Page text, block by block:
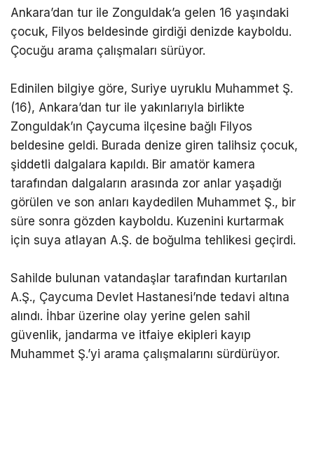
Ankara’dan tur ile Zonguldak’a gelen 16 yaşındaki
çocuk, Filyos beldesinde girdiği denizde kayboldu.
Çocuğu arama çalışmaları sürüyor.
Edinilen bilgiye göre, Suriye uyruklu Muhammet Ş.
(16), Ankara’dan tur ile yakınlarıyla birlikte
Zonguldak’ın Çaycuma ilçesine bağlı Filyos
beldesine geldi. Burada denize giren talihsiz çocuk,
şiddetli dalgalara kapıldı. Bir amatör kamera
tarafından dalgaların arasında zor anlar yaşadığı
görülen ve son anları kaydedilen Muhammet Ş., bir
süre sonra gözden kayboldu. Kuzenini kurtarmak
için suya atlayan A.Ş. de boğulma tehlikesi geçirdi.
Sahilde bulunan vatandaşlar tarafından kurtarılan
A.Ş., Çaycuma Devlet Hastanesi’nde tedavi altına
alındı. İhbar üzerine olay yerine gelen sahil
güvenlik, jandarma ve itfaiye ekipleri kayıp
Muhammet Ş.’yi arama çalışmalarını sürdürüyor.